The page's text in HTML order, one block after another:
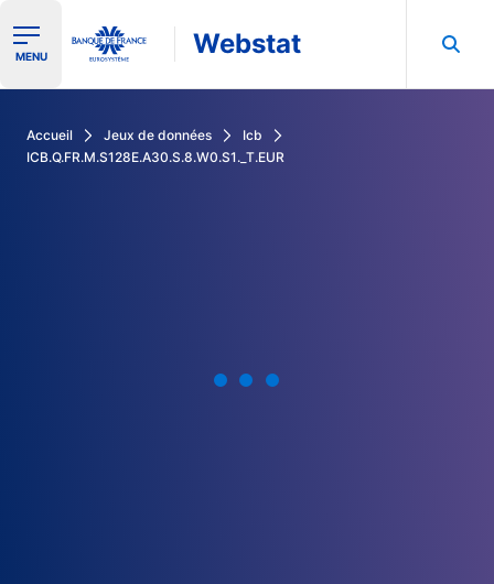
Ouvrir le menu de navigation
MENU Webstat
Accueil Jeux de données
Icb
ICB.Q.FR.M.S128E.A30.S.8.W0.S1._T.EUR